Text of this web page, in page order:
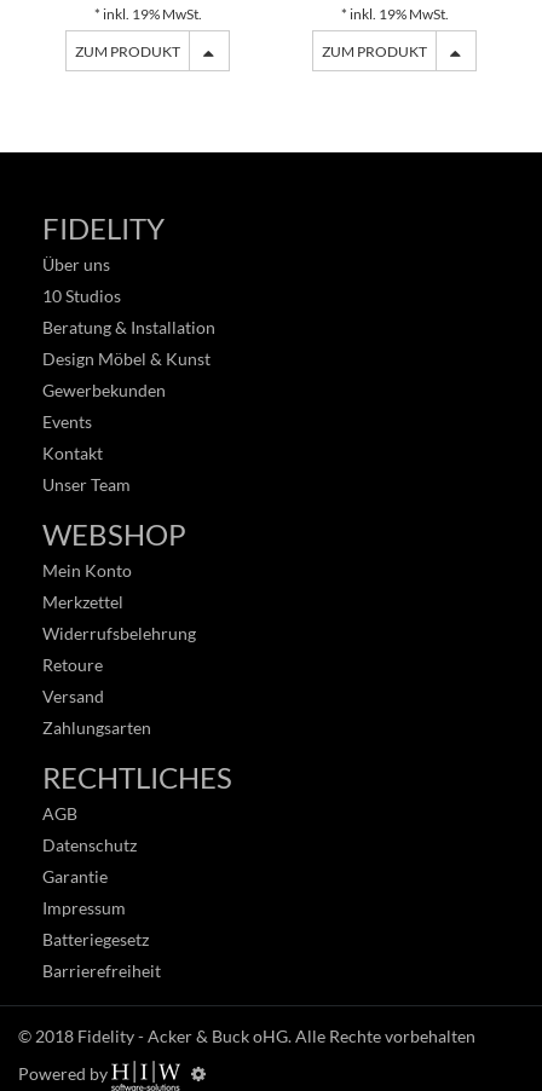
* inkl. 19% MwSt.
ZUM PRODUKT
* inkl. 19% MwSt.
ZUM PRODUKT
FIDELITY
Über uns
10 Studios
Beratung & Installation
Design Möbel & Kunst
Gewerbekunden
Events
Kontakt
Unser Team
WEBSHOP
Mein Konto
Merkzettel
Widerrufsbelehrung
Retoure
Versand
Zahlungsarten
RECHTLICHES
AGB
Datenschutz
Garantie
Impressum
Batteriegesetz
Barrierefreiheit
© 2018 Fidelity - Acker & Buck oHG. Alle Rechte vorbehalten
Powered by